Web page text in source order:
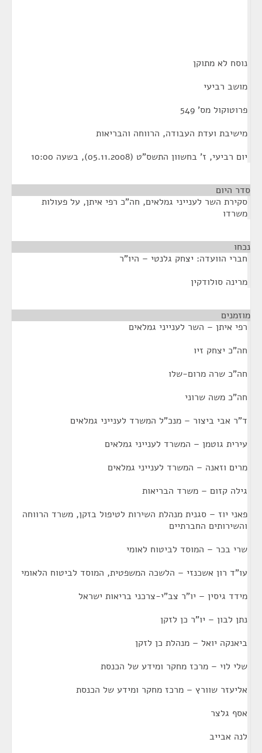
נוסח לא מתוקן
מושב רביעי
פרוטוקול מס' 549
מישיבת ועדת העבודה, הרווחה והבריאות
יום רביעי, ז' בחשוון התשס"ט (05.11.2008), בשעה 10:00
סדר היום
סקירת השר לענייני גמלאים, חה"כ רפי איתן, על פעולות
משרדו
נכחו
חברי הוועדה: יצחק גלנטי – היו"ר
מרינה סולודקין
מוזמנים
רפי איתן – השר לענייני גמלאים
חה"כ יצחק זיו
חה"כ שרה מרום-שלו
חה"כ משה שרוני
ד"ר אבי ביצור – מנכ"ל המשרד לענייני גמלאים
עירית גוטמן – המשרד לענייני גמלאים
מרים וזאנה – המשרד לענייני גמלאים
גילה קזום – משרד הבריאות
פאני יוז – סגנית מנהלת השירות לטיפול בזקן, משרד הרווחה
והשירותים החברתיים
שרי בכר – המוסד לביטוח לאומי
עו"ד רון אשכנזי – הלשכה המשפטית, המוסד לביטוח הלאומי
מידד גיסין – יו"ר צב"י-צרכני בריאות ישראל
נתן לבון – יו"ר כן לזקן
ביאנקה יואל – מנהלת כן לזקן
שלי לוי – מרכז מחקר ומידע של הכנסת
אליעזר שוורץ – מרכז מחקר ומידע של הכנסת
אסף גלצר
לנה אבייב